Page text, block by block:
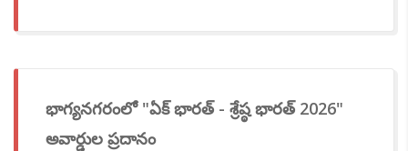
భాగ్యనగరంలో "ఏక్ భారత్ - శ్రేష్ఠ భారత్ 2026"
అవార్డుల ప్రదానం